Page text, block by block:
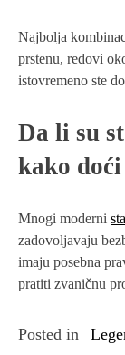
Najbolja
prstenu, redovi
istovremeno ste
Da li su
kako
Mnogi moderni
zadovoljavaju
imaju posebna
pratiti zvaničnu
Posted in